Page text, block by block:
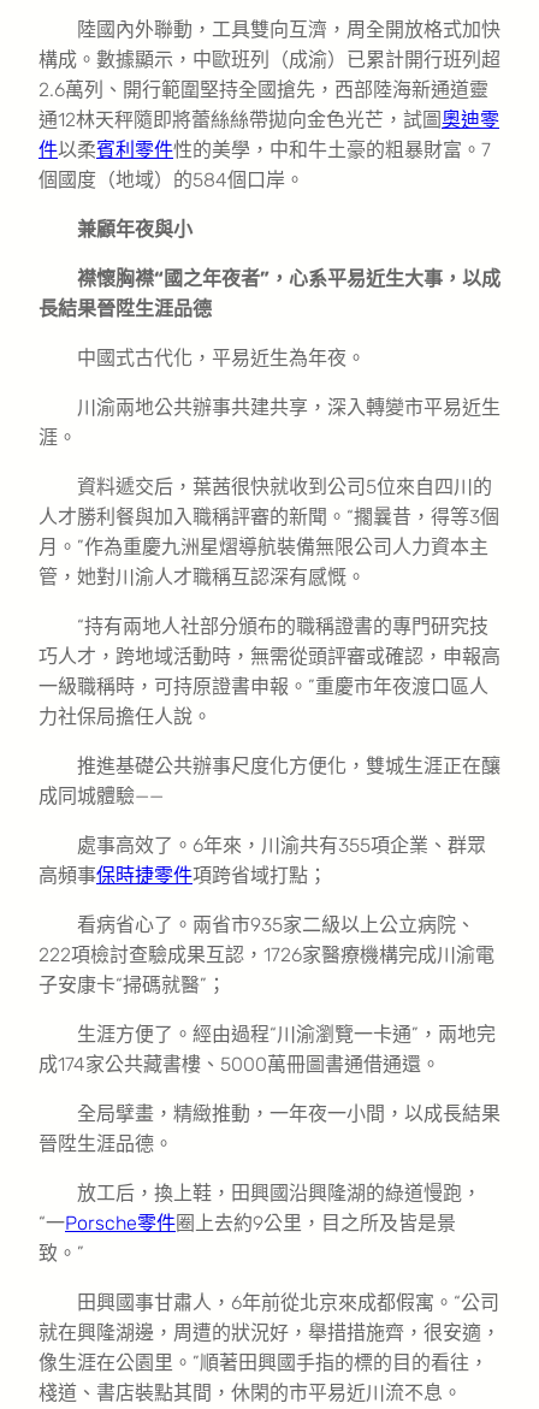
陸國內外聯動，工具雙向互濟，周全開放格式加快
構成。數據顯示，中歐班列（成渝）已累計開行班列超
2.6萬列、開行範圍堅持全國搶先，西部陸海新通道靈
通12林天秤隨即將蕾絲絲帶拋向金色光芒，試圖奧迪零
件以柔賓利零件性的美學，中和牛土豪的粗暴財富。7
個國度（地域）的584個口岸。
兼顧年夜與小
襟懷胸襟“國之年夜者”，心系平易近生大事，以成
長結果晉陞生涯品德
中國式古代化，平易近生為年夜。
川渝兩地公共辦事共建共享，深入轉變市平易近生
涯。
資料遞交后，葉茜很快就收到公司5位來自四川的
人才勝利餐與加入職稱評審的新聞。“擱曩昔，得等3個
月。”作為重慶九洲星熠導航裝備無限公司人力資本主
管，她對川渝人才職稱互認深有感慨。
“持有兩地人社部分頒布的職稱證書的專門研究技
巧人才，跨地域活動時，無需從頭評審或確認，申報高
一級職稱時，可持原證書申報。”重慶市年夜渡口區人
力社保局擔任人說。
推進基礎公共辦事尺度化方便化，雙城生涯正在釀
成同城體驗——
處事高效了。6年來，川渝共有355項企業、群眾
高頻事保時捷零件項跨省域打點；
看病省心了。兩省市935家二級以上公立病院、
222項檢討查驗成果互認，1726家醫療機構完成川渝電
子安康卡“掃碼就醫”；
生涯方便了。經由過程“川渝瀏覽一卡通”，兩地完
成174家公共藏書樓、5000萬冊圖書通借通還。
全局擘畫，精緻推動，一年夜一小間，以成長結果
晉陞生涯品德。
放工后，換上鞋，田興國沿興隆湖的綠道慢跑，
“一Porsche零件圈上去約9公里，目之所及皆是景
致。”
田興國事甘肅人，6年前從北京來成都假寓。“公司
就在興隆湖邊，周遭的狀況好，舉措措施齊，很安適，
像生涯在公園里。”順著田興國手指的標的目的看往，
棧道、書店裝點其間，休閑的市平易近川流不息。